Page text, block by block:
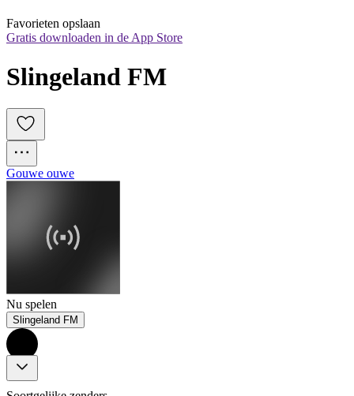
Favorieten opslaan
Gratis downloaden in de App Store
Slingeland FM
Gouwe ouwe
Nu spelen
Slingeland FM